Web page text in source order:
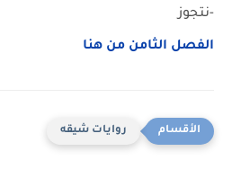
-نتجوز
الفصل الثامن من هنا
روايات شيقه